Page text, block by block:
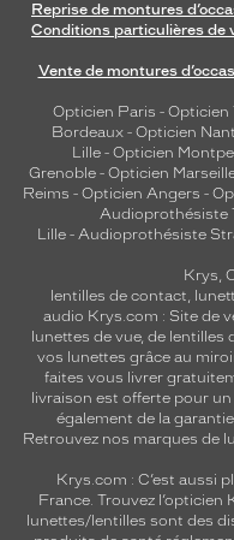
Reprise de montures
Conditions particulières de
Vente de montures
Opticien Paris - Opticien
Bordeaux- Opticien
Lille - Opticien
Grenoble - Opticien
Reims - Opticien Angers -
Audioprothésiste
Lille- Audioprothésiste
Krys,
lentilles de contact,
audio Krys.com : Site de
lunettes de vue, de lentilles
vos lunettes grâce au
faites vous livrer
livraison est offerte pour
également de la
Retrouvez nos marques de
Krys.com : C’est aussi
France. Trouvez l’opticien
lunettes/lentilles sont des